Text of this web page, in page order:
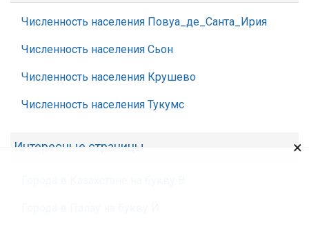
Численность населения Повуа_де_Санта_Ирия
Численность населения Сьон
Численность населения Крушево
Численность населения Тукумс
Интересные страницы ×